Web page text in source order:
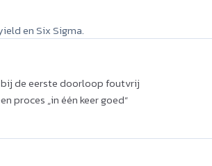
en Six Sigma.
de eerste doorloop foutvrij
proces „in één keer goed“